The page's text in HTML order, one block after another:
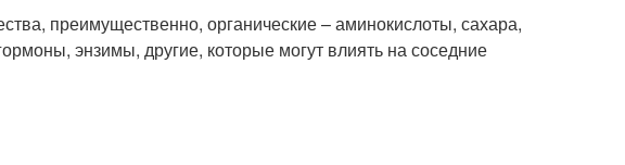
преимущественно, органические – аминокислоты, сахара,
энзимы, другие, которые могут влиять на соседние